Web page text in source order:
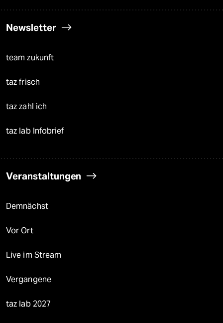
Newsletter
team zukunft
taz frisch
taz zahl ich
taz lab Infobrief
Veranstaltungen
Demnächst
Vor Ort
Live im Stream
Vergangene
taz lab 2027